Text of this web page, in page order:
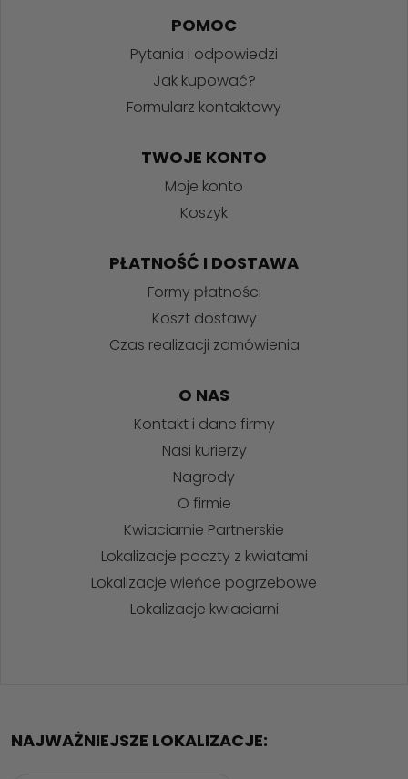
POMOC
Pytania i odpowiedzi
Jak kupować?
Formularz kontaktowy
TWOJE KONTO
Moje konto
Koszyk
PŁATNOŚĆ I DOSTAWA
Formy płatności
Koszt dostawy
Czas realizacji zamówienia
O NAS
Kontakt i dane firmy
Nasi kurierzy
Nagrody
O firmie
Kwiaciarnie Partnerskie
Lokalizacje poczty z kwiatami
Lokalizacje wieńce pogrzebowe
Lokalizacje kwiaciarni
NAJWAŻNIEJSZE LOKALIZACJE: